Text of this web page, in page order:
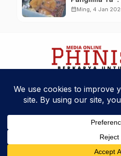
amanah siap
calendar_monthMing, 4 Jan
Kebijakan Privasi
Phinisice - Berkarya
© 2025 Phinova Media